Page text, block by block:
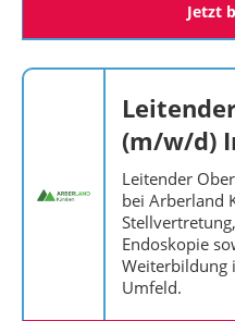
Jetzt
(m/w/d)
Leitender
bei Arberland
Endoskopie
Weiterbildung
Umfeld.